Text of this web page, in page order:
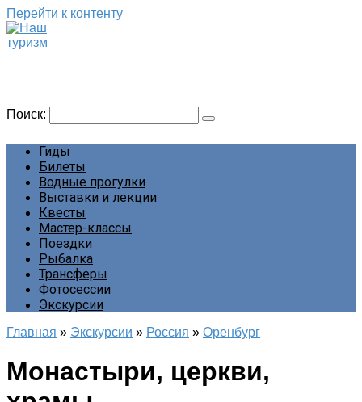
Перейти к контенту
Поиск:
Гиды
Билеты
Водные прогулки
Выставки и лекции
Квесты
Мастер-классы
Поездки
Рыбалка
Трансферы
Фотосессии
Экскурсии
Главная » Экскурсии » Россия » Оренбург
Монастыри, церкви,